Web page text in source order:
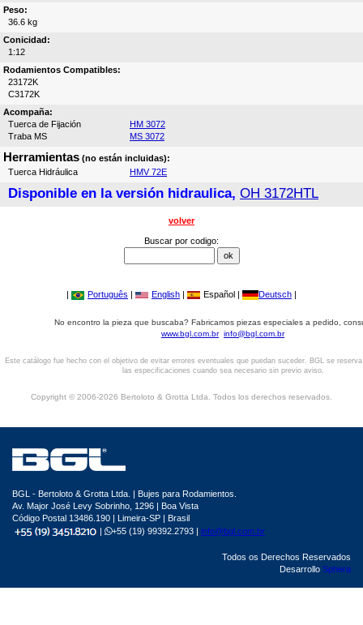
Peso:
36.6 kg
Conicidad:
1:12
Rodamientos Compatibles:
23172K
C3172K
Acompaña:
Tuerca de Fijación
HM 3072
Traba MS
MS 3072
Herramientas (no están incluidas):
Tuerca Hidráulica
HMV 72E
Disponible en la versión hidraulica, OH 3172HTL
volver
Buscar por codigo:
| Português | English | Español | Deutsch |
No encontro la pieza que buscaba? Fabricamos piezas especiales a pedido,
www.bgl.com.br info@bgl.com.br
Este catálogo fue hecho con el objetivo de evitar errores eventuales que puedan suceder. BGL se
las especificaciones cuando sea necesario sin previo aviso.
Copyright © 2006-2026 Bertoloto & Grotta Ltda. Todos los derechos reservados.
BGL - Bertoloto & Grotta Ltda. | Bujes para Rodamientos.
Av. Major José Levy Sobrinho, 1296 | Boa Vista
Código Postal 13486.190 | Limeira-SP | Brasil
|
+55 (19) 99392.2793 | info@bgl.com.br
Todos os Derechos Reservados
Desarrollo Sphera